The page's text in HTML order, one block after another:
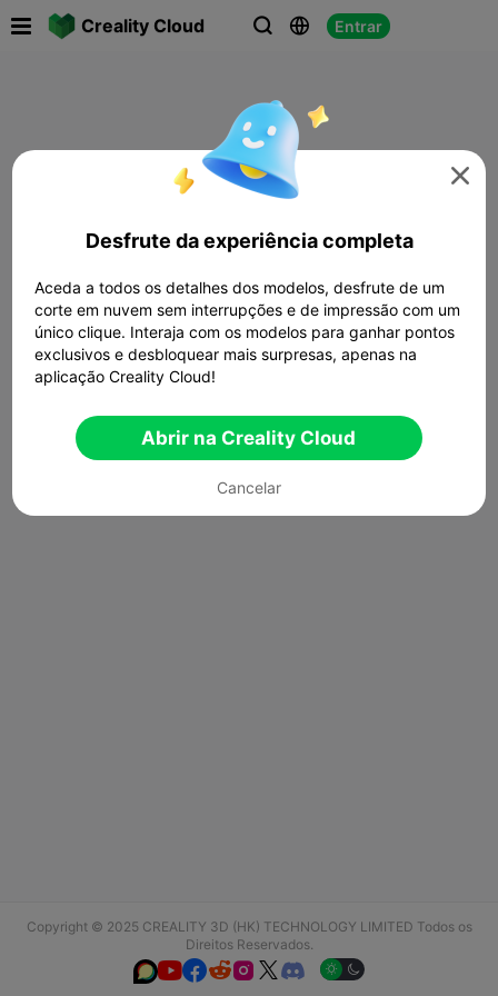
Creality Cloud   Entrar
Copyright © 2025 CREALITY 3D (HK) TECHNOLOGY LIMITED Todos os
Direitos Reservados.
  

Desfrute da experiência completa
Aceda a todos os detalhes dos modelos, desfrute de um
corte em nuvem sem interrupções e de impressão com um
único clique. Interaja com os modelos para ganhar pontos
exclusivos e desbloquear mais surpresas, apenas na
aplicação Creality Cloud!
Abrir na Creality Cloud
Cancelar